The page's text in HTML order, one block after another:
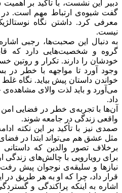
دبیر این نشست، با تأکید بر
گفت شیوه‌ی ارتباط مهم است. در
معرفی کرد. داشتن نگاه
نیست.
به دنبال این صحبت‌ها، رجبی
گروه و شخصیت‌هایی دارد که
خودشان را دارند. تکرار و‌ روتین
وجود آورد تا مواجهه با خطر در
خواندن داستان پیش بیاید. نگاه غلط
می‌آورد و باید لذت والای مشاهده‌ی
داد.
آن‌ها با تجربه‌ی خطر در فضایی امن
واقعی زندگی در جامعه شوند.
صمدی نیز با تأکید بر این نکته
مثل عشق هم می‌تواند ابتدا در
برخلاف تصور والدین که
برای رویارویی با چالش‌های زندگی
نیازها و سلیقه‌ی نوجوان پیش رفت
قرار داد، چرا که او به هر طریق
اشاره به اینکه پراکندگی و